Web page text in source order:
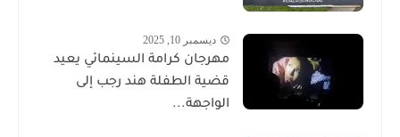
ديسمبر 10, 2025
مهرجان كرامة السينمائي يعيد
قضية الطفلة هند رجب إلى
الواجهة...